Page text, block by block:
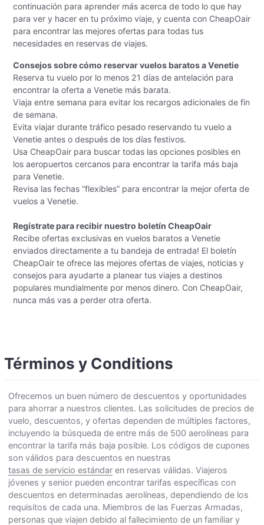
continuación para aprender más acerca de todo lo que hay
para ver y hacer en tu próximo viaje, y cuenta con CheapOair
para encontrar las mejores ofertas para todas tus
necesidades en reservas de viajes.
Consejos sobre cómo reservar vuelos baratos a Venetie
Reserva tu vuelo por lo menos 21 días de antelación para
encontrar la oferta a Venetie más barata.
Viaja entre semana para evitar los recargos adicionales de fin
de semana.
Evita viajar durante tráfico pesado reservando tu vuelo a
Venetie antes o después de los días festivos.
Usa CheapOair para buscar todas las opciones posibles en
los aeropuertos cercanos para encontrar la tarifa más baja
para Venetie.
Revisa las fechas “flexibles” para encontrar la mejor oferta de
vuelos a Venetie.
Regístrate para recibir nuestro boletín CheapOair
Recibe ofertas exclusivas en vuelos baratos a Venetie
enviados directamente a tu bandeja de entrada! El boletín
CheapOair te ofrece las mejores ofertas de viajes, noticias y
consejos para ayudarte a planear tus viajes a destinos
populares mundialmente por menos dinero. Con CheapOair,
nunca más vas a perder otra oferta.
Términos y Conditions
Ofrecemos un buen número de descuentos y oportunidades
para ahorrar a nuestros clientes. Las solicitudes de precios de
vuelo, descuentos, y ofertas dependen de múltiples factores,
incluyendo la búsqueda de entre más de 500 aerolíneas para
encontrar la tarifa más baja posible. Los códigos de cupones
son válidos para descuentos en nuestras
tasas de servicio estándar en reservas válidas. Viajeros
jóvenes y senior pueden encontrar tarifas específicas con
descuentos en determinadas aerolíneas, dependiendo de los
requisitos de cada una. Miembros de las Fuerzas Armadas,
personas que viajen debido al fallecimiento de un familiar y